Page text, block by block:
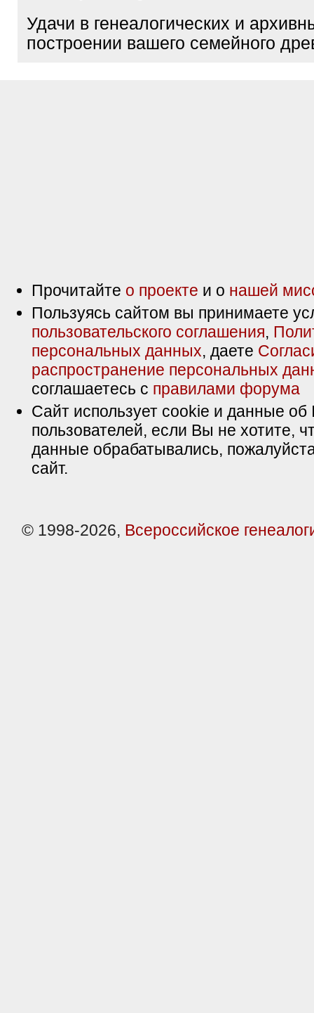
Удачи в генеалогических и
построении вашего семейного
Прочитайте о проекте и о нашей
Пользуясь сайтом вы принимаете
пользовательского соглашения,
персональных данных, даете
распространение персональных
соглашаетесь с правилами форума
Сайт использует cookie и данные об
пользователей, если Вы не хотите,
данные обрабатывались,
сайт.
© 1998-2026, Всероссийское